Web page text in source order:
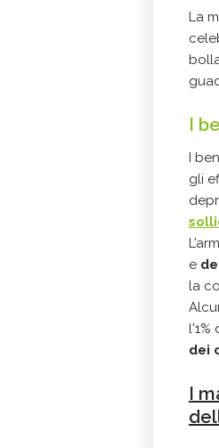
La
I
I
gli
e
la
l'1%
dei
I